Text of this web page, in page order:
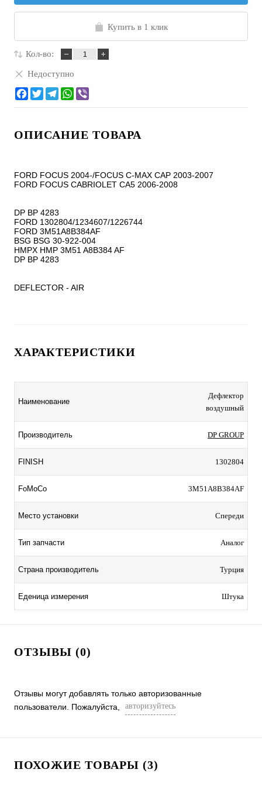
Купить в 1 клик
Кол-во:
Недоступно
ОПИСАНИЕ ТОВАРА
FORD FOCUS 2004-/FOCUS C-MAX CAP 2003-2007
FORD FOCUS CABRIOLET CA5 2006-2008
DP BP 4283
FORD 1302804/1234607/1226744
FORD 3M51A8B384AF
BSG BSG 30-922-004
HMPX HMP 3M51 A8B384 AF
DP BP 4283
DEFLECTOR - AIR
ХАРАКТЕРИСТИКИ
Наименование
Дефлектор
воздушный
Производитель DP GROUP
FINISH 1302804
FoMoCo 3M51A8B384AF
Место установки Спереди
Тип запчасти Аналог
Страна производитель Турция
Еденица измерения Штука
ОТЗЫВЫ (0)
Отзывы могут добавлять только авторизованные
пользователи. Пожалуйста,
авторизуйтесь
ПОХОЖИЕ ТОВАРЫ (3)